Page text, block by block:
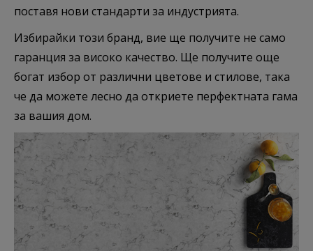
поставя нови стандарти за индустрията.
Избирайки този бранд, вие ще получите не само
гаранция за високо качество. Ще получите още
богат избор от различни цветове и стилове, така
че да можете лесно да откриете перфектната гама
за вашия дом.